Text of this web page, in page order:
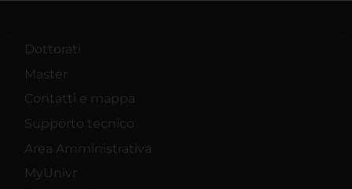
Dottorati
Master
Contatti e mappa
Supporto tecnico
Area Amministrativa
MyUnivr